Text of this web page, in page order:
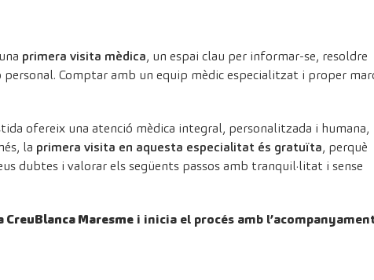
primera visita mèdica, un espai clau per informar-se, resoldre
Comptar amb un equip mèdic especialitzat i proper
ofereix una atenció mèdica integral, personalitzada i humana,
la primera visita en aquesta especialitat és gratuïta, perquè
dubtes i valorar els següents passos amb tranquil·litat i sense
Maresme i inicia el procés amb